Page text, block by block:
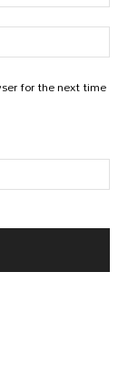
for the next time